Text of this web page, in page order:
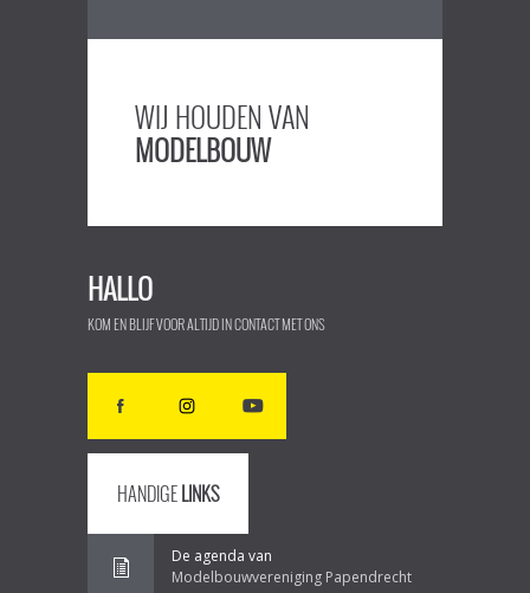
WIJ HOUDEN VAN
MODELBOUW
HALLO
KOM EN BLIJF VOOR ALTIJD IN CONTACT MET ONS
HANDIGELINKS
De agenda van
Modelbouwvereniging Papendrecht